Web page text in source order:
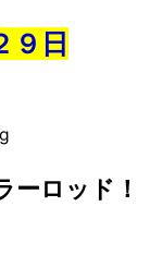
９日
ーロッド！